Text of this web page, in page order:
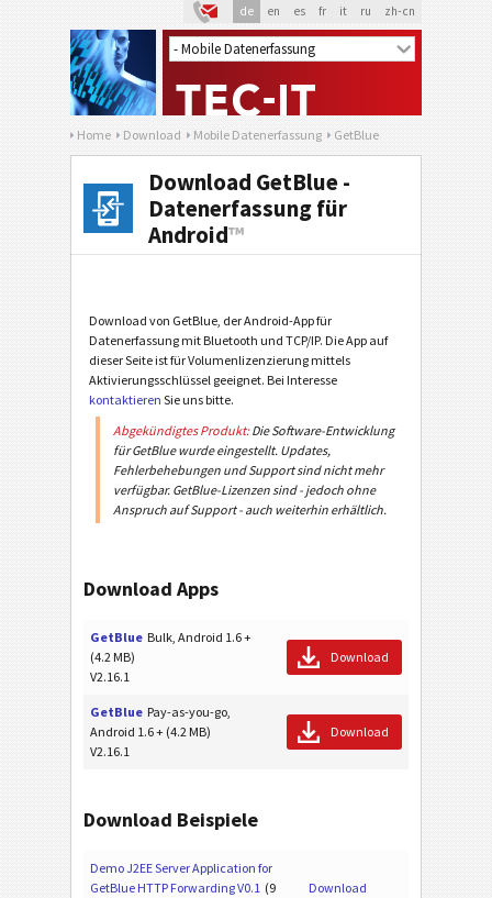
de en es fr it ru zh-cn
Home Download Mobile Datenerfassung GetBlue
Download GetBlue -
Datenerfassung für
Android™
Download von GetBlue, der Android-App für
Datenerfassung mit Bluetooth und TCP/IP. Die App auf
dieser Seite ist für Volumenlizenzierung mittels
Aktivierungsschlüssel geeignet. Bei Interesse
kontaktieren Sie uns bitte.
Abgekündigtes Produkt:Die Software-Entwicklung
für GetBlue wurde eingestellt. Updates,
Fehlerbehebungen und Support sind nicht mehr
verfügbar. GetBlue-Lizenzen sind - jedoch ohne
Anspruch auf Support - auch weiterhin erhältlich.
Download Apps
GetBlue Bulk, Android 1.6 +
(4.2 MB)
V2.16.1
Download
GetBlue Pay-as-you-go,
Android 1.6 + (4.2 MB)
V2.16.1
Download
Download Beispiele
Demo J2EE Server Application for
GetBlue HTTP Forwarding V0.1 (9
Download